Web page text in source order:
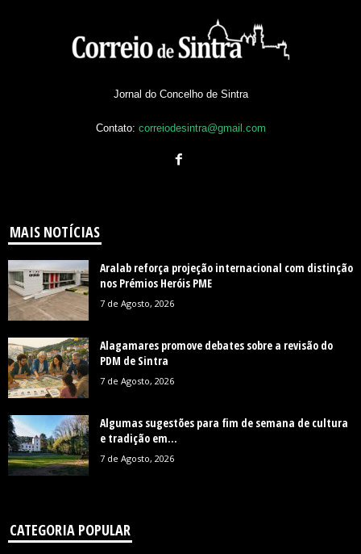
Jornal do Concelho de Sintra
Contato: correiodesintra@gmail.com
MAIS NOTÍCIAS
Aralab reforça projeção internacional com distinção
nos Prémios Heróis PME
7 de Agosto, 2026
Alagamares promove debates sobre a revisão do
PDM de Sintra
7 de Agosto, 2026
Algumas sugestões para fim de semana de cultura
e tradição em...
7 de Agosto, 2026
CATEGORIA POPULAR